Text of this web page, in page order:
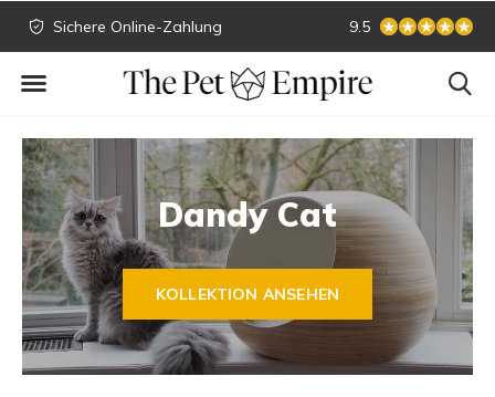
Sichere Online-Zahlung Größte Sammlung
9.5
Dandy Cat
KOLLEKTION ANSEHEN